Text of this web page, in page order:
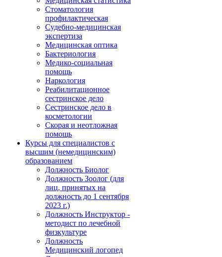
Стоматология
профилактическая
Судебно-медицинская
экспертиза
Медицинская оптика
Бактериология
Медико-социальная
помощь
Наркология
Реабилитационное
сестринское дело
Сестринское дело в
косметологии
Скорая и неотложная
помощь
Курсы для специалистов с
высшим (немедицинским)
образованием
Должность Биолог
Должность Зоолог (для
лиц, принятых на
должность до 1 сентября
2023 г.)
Должность Инструктор -
методист по лечебной
физкультуре
Должность
Медицинский логопед